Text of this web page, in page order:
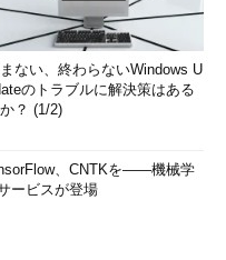
ない、終わらないWindows U
のトラブルに解決策はある
？ (1/2)
、CNTKを――機械学
ービスが登場